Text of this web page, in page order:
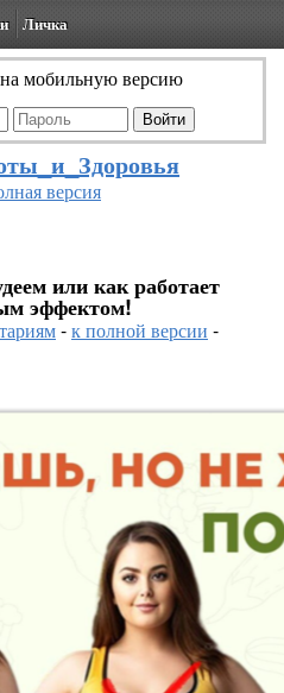
Личка
мобильную версию
версия
или как работает
эффектом!
-к полной версии -